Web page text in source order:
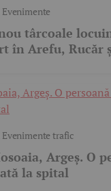
Evenimente
târcoale
în Arefu, Rucăr
Evenimente trafic
Argeș. O
la spital